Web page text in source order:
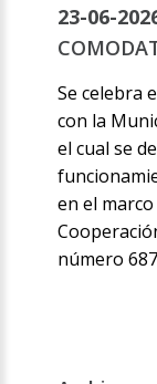
23-06-
Se celebra
con la
el cual se
en el
número